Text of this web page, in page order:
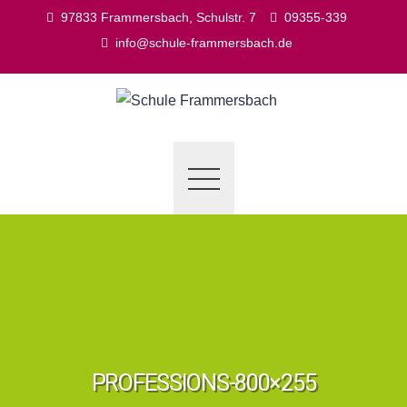
97833 Frammersbach, Schulstr. 7
09355-339
info@schule-frammersbach.de
PROFESSIONS-800×255